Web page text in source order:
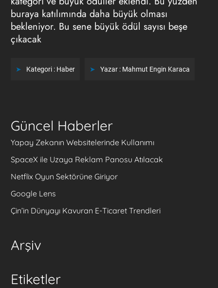
buraya katılımında daha büyük olması
bekleniyor. Bu sene büyük ödül sayısı beşe
çıkacak
Kategori : Haber Yazar : Mahmut Engin Karaca
Güncel Haberler
Yapay Zekanın Websitelerinde Kullanımı
SpaceX ile Uzaya Reklam Panosu Atılacak
Netflix Oyun Sektörüne Giriyor
Google Lens
Çin’in Dünyayı Kavuran E-Ticaret Trendleri
Arşiv
Etiketler